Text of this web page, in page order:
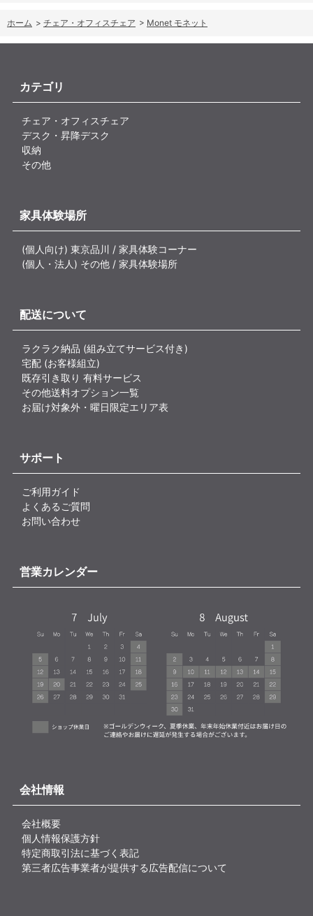
ホーム > チェア・オフィスチェア > Monet モネット
カテゴリ
チェア・オフィスチェア
デスク・昇降デスク
収納
その他
家具体験場所
(個人向け) 東京品川 / 家具体験コーナー
(個人・法人) その他 / 家具体験場所
配送について
ラクラク納品 (組み立てサービス付き)
宅配 (お客様組立)
既存引き取り 有料サービス
その他送料オプション一覧
お届け対象外・曜日限定エリア表
サポート
ご利用ガイド
よくあるご質問
お問い合わせ
営業カレンダー
会社情報
会社概要
個人情報保護方針
特定商取引法に基づく表記
第三者広告事業者が提供する広告配信について